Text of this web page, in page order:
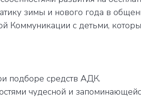
зимы и нового года в
Коммуникации с детьми,
подборе средств АДК.
чудесной и